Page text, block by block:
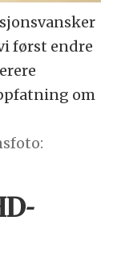
først endre
om